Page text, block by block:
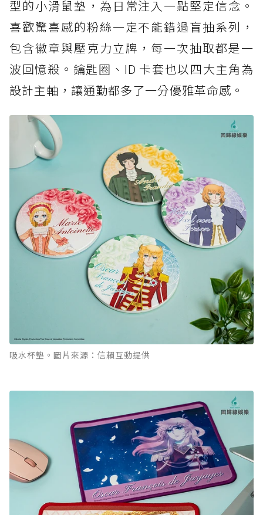
型的小滑鼠墊，為日常注入一點堅定信念。
喜歡驚喜感的粉絲一定不能錯過盲抽系列，
包含徽章與壓克力立牌，每一次抽取都是一
波回憶殺。鑰匙圈、ID 卡套也以四大主角為
設計主軸，讓通勤都多了一分優雅革命感。
吸水杯墊。圖片來源：信賴互動提供